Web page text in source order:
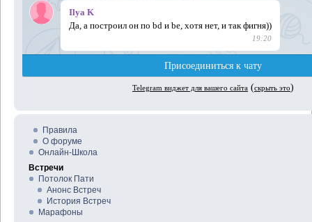
Правила
О форуме
Онлайн-Школа
Встречи
Потолок Пати
Анонс Встреч
История Встреч
Марафоны